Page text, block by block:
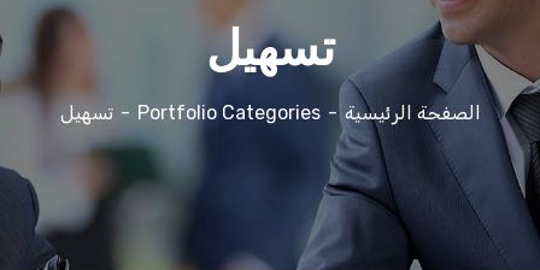
تسهيل
الصفحة الرئيسية Portfolio Categories تسهيل